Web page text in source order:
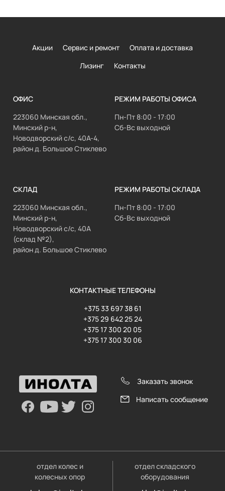
Акции Сервис и ремонт
Оплата и доставка
Лизинг
Контакты
ОФИС
223060 Минская обл.,
Минский р-н,
Новодворский с/с, 40А-4,
район д. Большое Стиклево
РЕЖИМ РАБОТЫ ОФИСА
Пн-Пт 8:00 - 17:00
Сб-Вс выходной
СКЛАД
223060 Минская обл.,
Минский р-н,
Новодворский с/с, 40А
(склад №2),
район д. Большое Стиклево
РЕЖИМ РАБОТЫ СКЛАДА
Пн-Пт 8:00 - 17:00
Сб-Вс выходной
КОНТАКТНЫЕ ТЕЛЕФОНЫ
+375 33 697 38 61
+375 29 642 25 24
+375 17 300 20 05
+375 17 300 30 06
Заказать звонок
Написать сообщение
отдел колес и
колесных опор
отдел складского
оборудования